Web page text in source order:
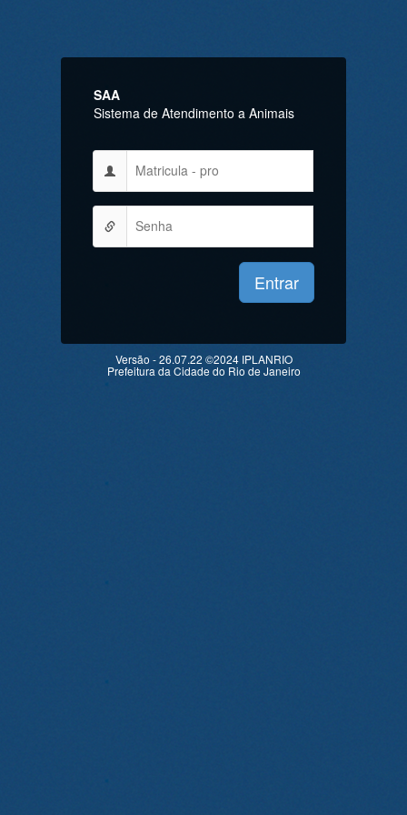
SAA
Sistema de Atendimento a Animais
Versão - 26.07.22 ©2024 IPLANRIO
Prefeitura da Cidade do Rio de Janeiro